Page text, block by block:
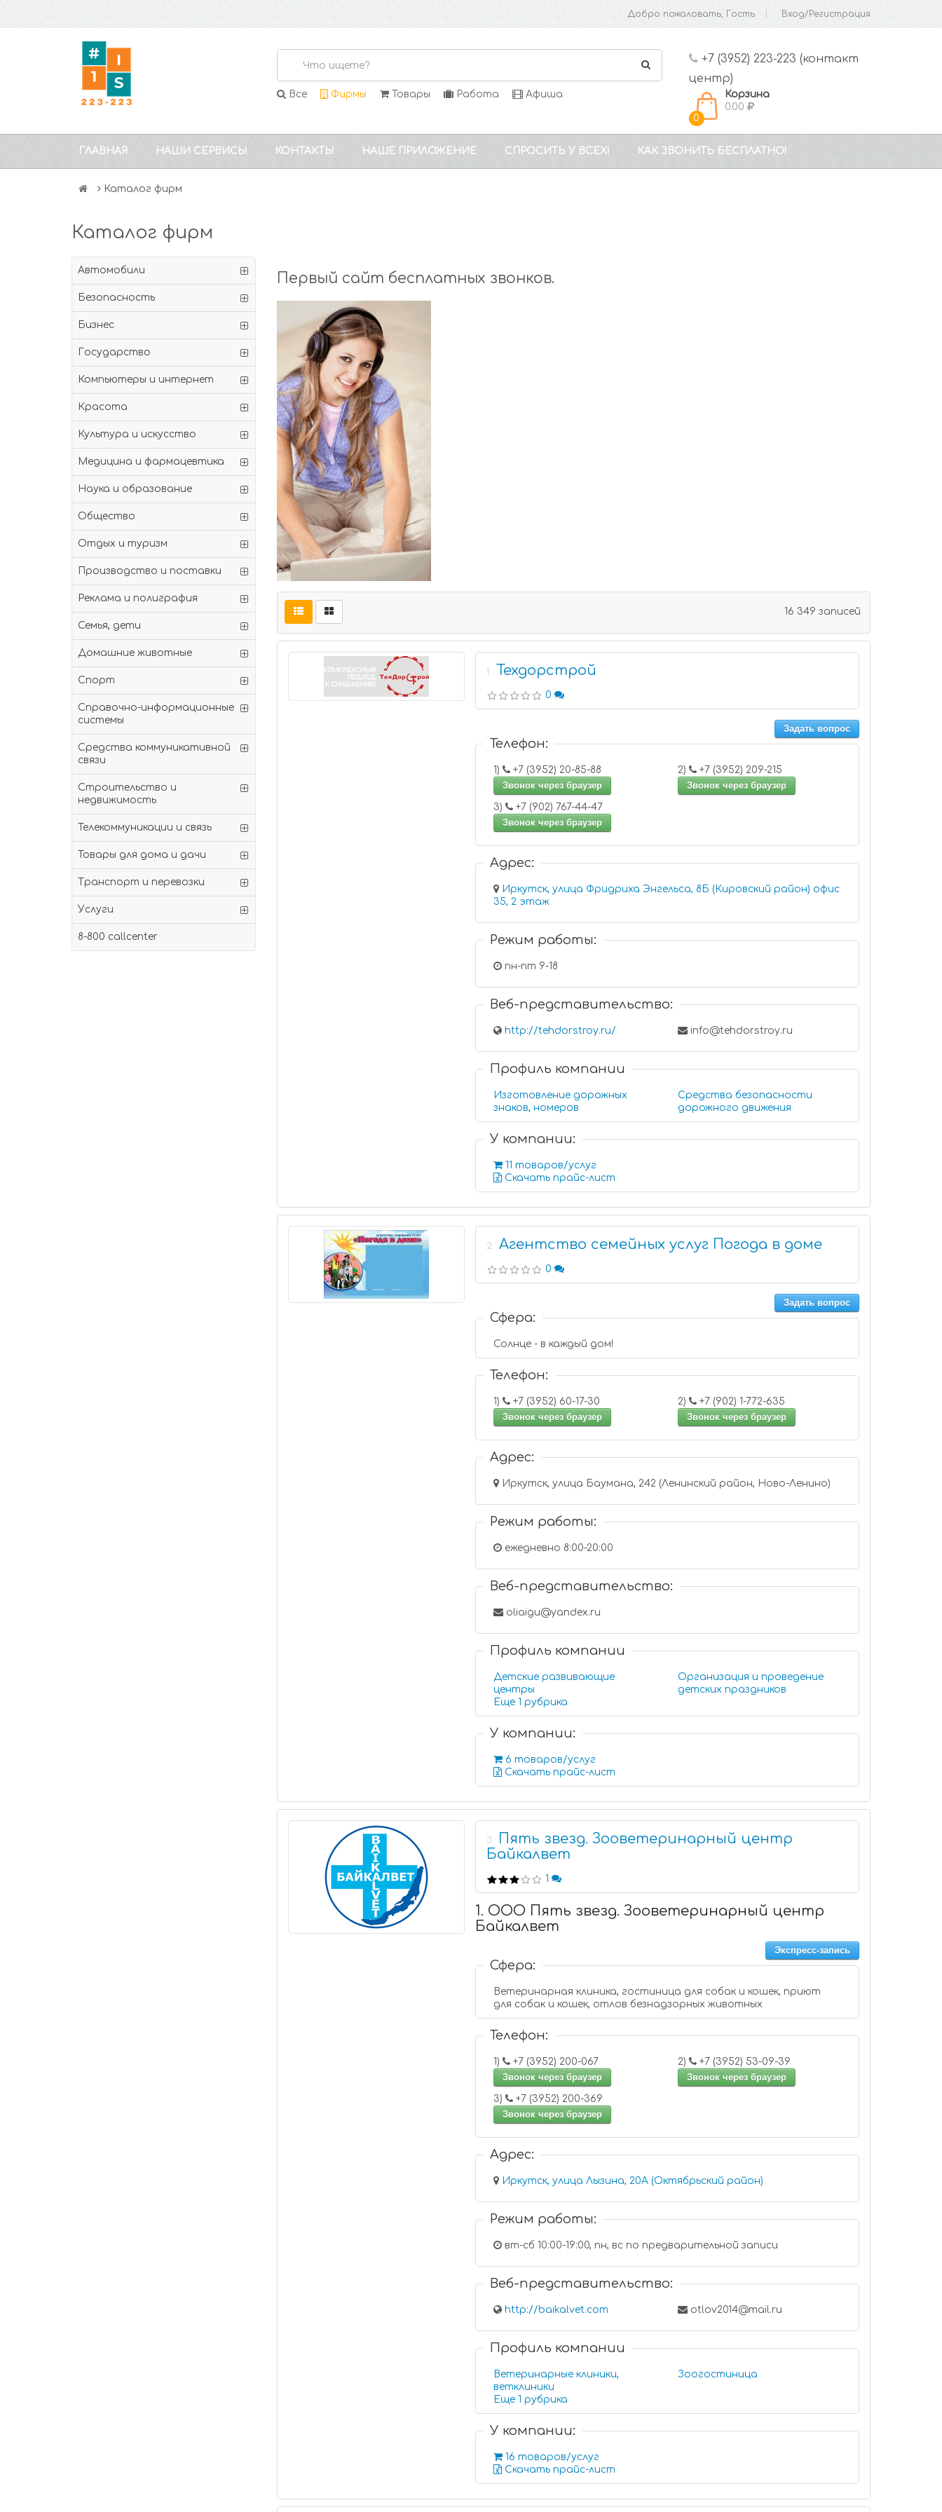
Добро пожаловать, Гость Вход/Регистрация
Все Фирмы Товары Работа Афиша
+7 (3952) 223-223 (контакт
центр)
0
Корзина
0.00
ГЛАВНАЯ НАШИ СЕРВИСЫ КОНТАКТЫ НАШЕ ПРИЛОЖЕНИЕ СПРОСИТЬ У ВСЕХ! КАК ЗВОНИТЬ БЕСПЛАТНО!
Каталог фирм
Каталог фирм
Автомобили
Безопасность
Бизнес
Государство
Компьютеры и интернет
Красота
Культура и искусство
Медицина и фармацевтика
Наука и образование
Общество
Отдых и туризм
Производство и поставки
Реклама и полиграфия
Семья, дети
Домашние животные
Спорт
Справочно-информационные
системы
Средства коммуникативной
связи
Строительство и
недвижимость
Телекоммуникации и связь
Товары для дома и дачи
Транспорт и перевозки
Услуги
8-800 callcenter
Первый сайт бесплатных звонков.
16 349 записей
1 Техдорстрой
0
Задать вопрос
Телефон:
1)
+7 (3952) 20-85-88
Звонок через браузер
2)
+7 (3952) 209-215
Звонок через браузер
3)
+7 (902) 767-44-47
Звонок через браузер
Адрес:
Иркутск, улица Фридриха Энгельса, 8Б (Кировский район) офис
35, 2 этаж
Режим работы:
пн-пт 9-18
Веб-представительство:
http://tehdorstroy.ru/ info@tehdorstroy.ru
Профиль компании
Изготовление дорожных
знаков, номеров
Средства безопасности
дорожного движения
У компании:
11 товаров/услуг
Скачать прайс-лист
2 Агентство семейных услуг Погода в доме
0
Задать вопрос
Сфера:
Солнце - в каждый дом!
Телефон:
1)
+7 (3952) 60-17-30
Звонок через браузер
2)
+7 (902) 1-772-635
Звонок через браузер
Адрес:
Иркутск, улица Баумана, 242 (Ленинский район, Ново-Ленино)
Режим работы:
ежедневно 8:00-20:00
Веб-представительство:
oliaigu@yandex.ru
Профиль компании
Детские развивающие
центры
Организация и проведение
детских праздников
Еще 1 рубрика
У компании:
6 товаров/услуг
Скачать прайс-лист
3
Пять звезд. Зооветеринарный центр
Байкалвет
1
1. ООО Пять звезд. Зооветеринарный центр
Байкалвет
Экспресс-запись
Сфера:
Ветеринарная клиника, гостиница для собак и кошек, приют
для собак и кошек, отлов безнадзорных животных
Телефон:
1)
+7 (3952) 200-067
Звонок через браузер
2)
+7 (3952) 53-09-39
Звонок через браузер
3)
+7 (3952) 200-369
Звонок через браузер
Адрес:
Иркутск, улица Лызина, 20А (Октябрьский район)
Режим работы:
вт-сб 10:00-19:00, пн, вс по предварительной записи
Веб-представительство:
http://baikalvet.com otlov2014@mail.ru
Профиль компании
Ветеринарные клиники,
ветклиники
Зоогостиница
Еще 1 рубрика
У компании:
16 товаров/услуг
Скачать прайс-лист